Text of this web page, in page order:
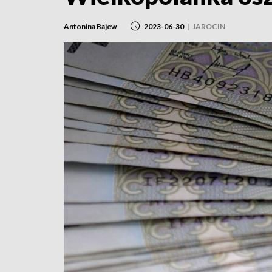
Antonina Bajew 2023-06-30 | JAROCIN